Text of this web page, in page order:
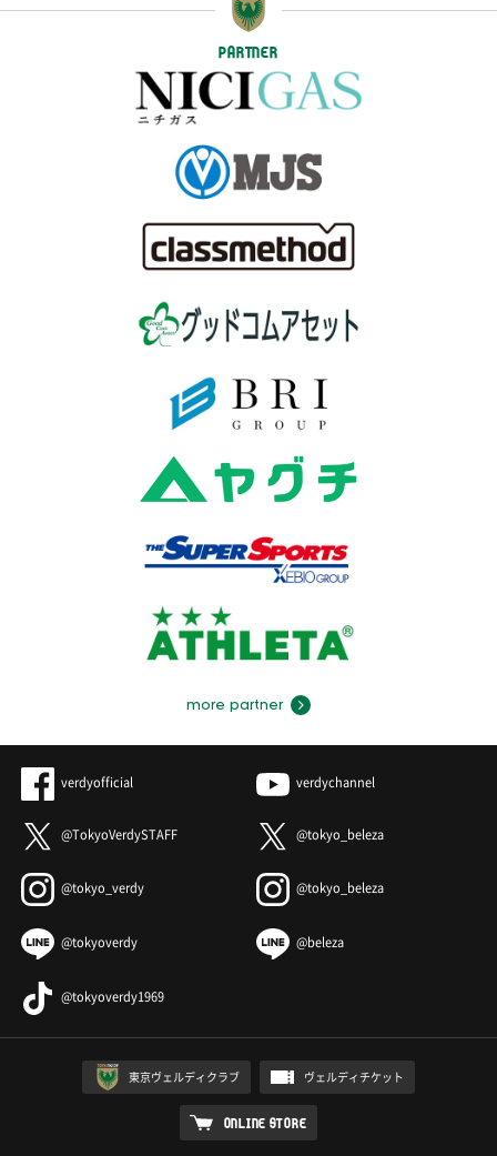
PARTNER
more partner
verdyofficial verdychannel
@TokyoVerdySTAFF @tokyo_beleza
@tokyo_verdy @tokyo_beleza
@tokyoverdy @beleza
@tokyoverdy1969
東京ヴェルディクラブ ヴェルディチケット
ONLINE STORE